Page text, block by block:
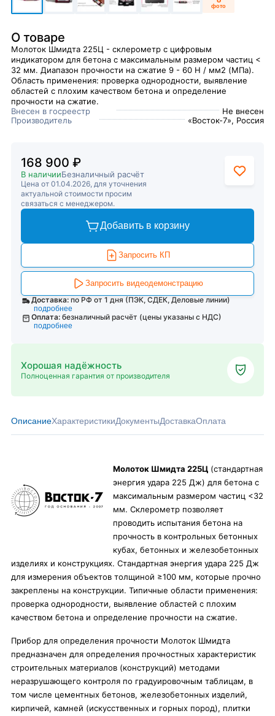
фото
О товаре
Молоток Шмидта 225Ц - склерометр с цифровым
индикатором для бетона с максимальным размером частиц <
32 мм. Диапазон прочности на сжатие 9 - 60 Н / мм2 (МПа).
Область применения: проверка однородности, выявление
областей с плохим качеством бетона и определение
прочности на сжатие.
Внесен в госреестр
Не внесен
Производитель
«Восток-7», Россия
168 900 ₽
В наличииБезналичный расчёт
Цена от 01.04.2026, для уточнения
актуальной стоимости просим
связаться с менеджером.
Добавить в корзину
Запросить КП
Запросить видеодемонстрацию
Доставка: по РФ от 1 дня (ПЭК, СДЕК, Деловые линии)
подробнее
Оплата: безналичный расчёт (цены указаны с НДС)
подробнее
Хорошая надёжность
Полноценная гарантия от производителя
ОписаниеХарактеристикиДокументыДоставкаОплата
Молоток Шмидта 225Ц (стандартная
энергия удара 225 Дж) для бетона с
максимальным размером частиц <32
мм. Склерометр позволяет
проводить испытания бетона на
прочность в контрольных бетонных
кубах, бетонных и железобетонных
изделиях и конструкциях. Стандартная энергия удара 225 Дж
для измерения объектов толщиной ≥100 мм, которые прочно
закреплены на конструкции. Типичные области применения:
проверка однородности, выявление областей с плохим
качеством бетона и определение прочности на сжатие.
Прибор для определения прочности Молоток Шмидта
предназначен для определения прочностных характеристик
строительных материалов (конструкций) методами
неразрушающего контроля по градуировочным таблицам, в
том числе цементных бетонов, железобетонных изделий,
кирпичей, камней (искусственных и горных пород), плитки